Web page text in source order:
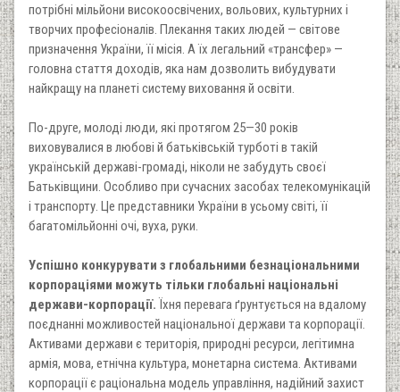
потрібні мільйони високоосвічених, вольових, культурних і
творчих професіоналів. Плекання таких людей — світове
призначення України, її місія. А їх легальний «трансфер» —
головна стаття доходів, яка нам дозволить вибудувати
найкращу на планеті систему виховання й освіти.
По-друге, молоді люди, які протягом 25—30 років
виховувалися в любові й батьківській турботі в такій
українській державі-громаді, ніколи не забудуть своєї
Батьківщини. Особливо при сучасних засобах телекомунікацій
і транспорту. Це представники України в усьому світі, її
багатомільйонні очі, вуха, руки.
Успішно конкурувати з глобальними безнаціональними
корпораціями можуть тільки глобальні національні
держави-корпорації. Їхня перевага ґрунтується на вдалому
поєднанні можливостей національної держави та корпорації.
Активами держави є територія, природні ресурси, легітимна
армія, мова, етнічна культура, монетарна система. Активами
корпорації є раціональна модель управління, надійний захист